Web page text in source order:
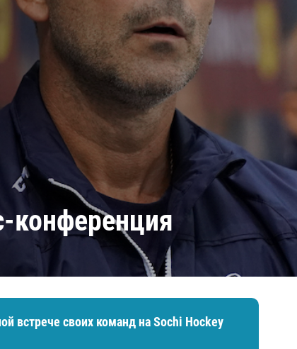
Амур
Салават Юлаев
Сибирь
конференция
встрече своих команд на Sochi Hockey